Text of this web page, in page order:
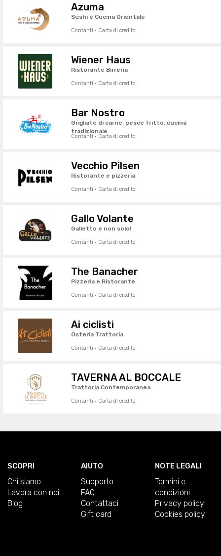
Azuma
Sushi e Cucina Orientale
Contanti · Carta di credito
Wiener Haus
Ristorante Birreria
Contanti · Carta di credito
Bar Nostro
Grigliate di carne, pesce fritto, cucina
tradizionale
Contanti · Carta di credito
Vecchio Pilsen
Ristorante e pizzeria
Contanti · Carta di credito
Gallo Volante
Galletto e non solo!
Contanti · Carta di credito
The Banacher
Pizzeria e Ristorante
Contanti · Carta di credito
Ai ciclisti
Osteria Trattoria
Contanti · Carta di credito
TAVERNA AL BOCCALE
Trattoria Contemporanea
Contanti · Carta di credito
SCOPRI
Chi siamo
Lavora con noi
Blog
AIUTO
Supporto
FAQ
Contattaci
Gift card
NOTE LEGALI
Termini e
condizioni
Privacy policy
Cookies policy